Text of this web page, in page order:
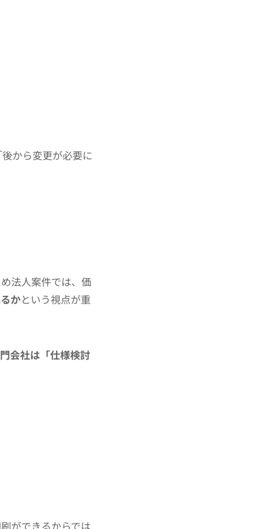
から変更が必要に
法人案件では、価
かという視点が重
会社は「仕様検討
ができるからでは